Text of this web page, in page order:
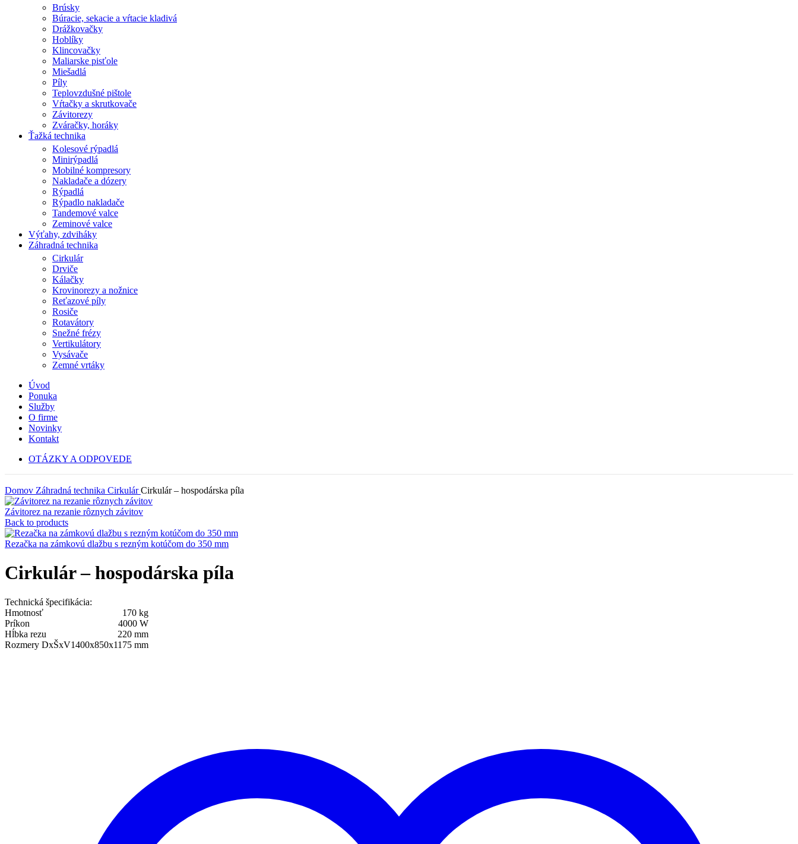
Brúsky
Búracie, sekacie a vŕtacie kladivá
Drážkovačky
Hoblíky
Klincovačky
Maliarske pisťole
Miešadlá
Píly
Teplovzdušné pištole
Vŕtačky a skrutkovače
Závitorezy
Zváračky, horáky
Ťažká technika
Kolesové rýpadlá
Minirýpadlá
Mobilné kompresory
Nakladače a dózery
Rýpadlá
Rýpadlo nakladače
Tandemové valce
Zeminové valce
Výťahy, zdviháky
Záhradná technika
Cirkulár
Drviče
Kálačky
Krovinorezy a nožnice
Reťazové píly
Rosiče
Rotavátory
Snežné frézy
Vertikulátory
Vysávače
Zemné vrtáky
Úvod
Ponuka
Služby
O firme
Novinky
Kontakt
OTÁZKY A ODPOVEDE
Domov Záhradná technika CirkulárCirkulár – hospodárska píla
Závitorez na rezanie rôznych závitov
Back to products
Rezačka na zámkovú dlažbu s rezným kotúčom do 350 mm
Cirkulár – hospodárska píla
Technická špecifikácia:
Hmotnosť
170 kg
Príkon
4000 W
Hĺbka rezu
220 mm
Rozmery DxŠxV1400x850x1175 mm